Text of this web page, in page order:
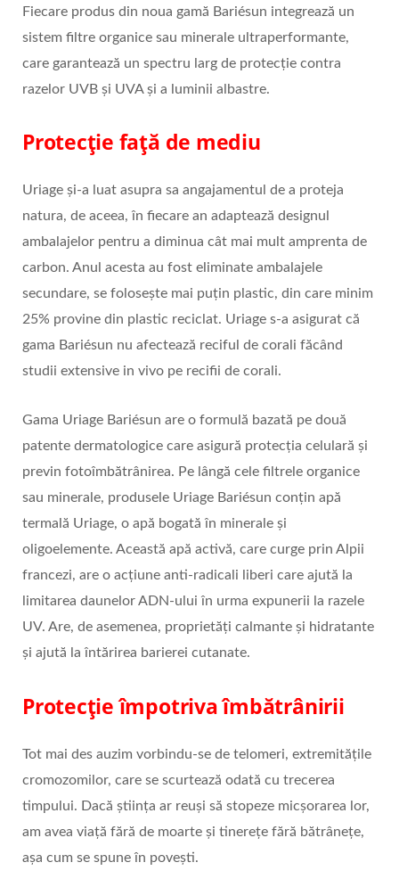
Fiecare produs din noua gamă Bariésun integrează un
sistem filtre organice sau minerale ultraperformante,
care garantează un spectru larg de protecție contra
razelor UVB și UVA și a luminii albastre.
Protecție față de mediu
Uriage și-a luat asupra sa angajamentul de a proteja
natura, de aceea, în fiecare an adaptează designul
ambalajelor pentru a diminua cât mai mult amprenta de
carbon. Anul acesta au fost eliminate ambalajele
secundare, se folosește mai puțin plastic, din care minim
25% provine din plastic reciclat. Uriage s-a asigurat că
gama Bariésun nu afectează reciful de corali făcând
studii extensive in vivo pe recifii de corali.
Gama Uriage Bariésun are o formulă bazată pe două
patente dermatologice care asigură protecția celulară și
previn fotoîmbătrânirea. Pe lângă cele filtrele organice
sau minerale, produsele Uriage Bariésun conțin apă
termală Uriage, o apă bogată în minerale și
oligoelemente. Această apă activă, care curge prin Alpii
francezi, are o acțiune anti-radicali liberi care ajută la
limitarea daunelor ADN-ului în urma expunerii la razele
UV. Are, de asemenea, proprietăți calmante și hidratante
și ajută la întărirea barierei cutanate.
Protecție împotriva îmbătrânirii
Tot mai des auzim vorbindu-se de telomeri, extremitățile
cromozomilor, care se scurtează odată cu trecerea
timpului. Dacă știința ar reuși să stopeze micșorarea lor,
am avea viață fără de moarte și tinerețe fără bătrânețe,
așa cum se spune în povești.